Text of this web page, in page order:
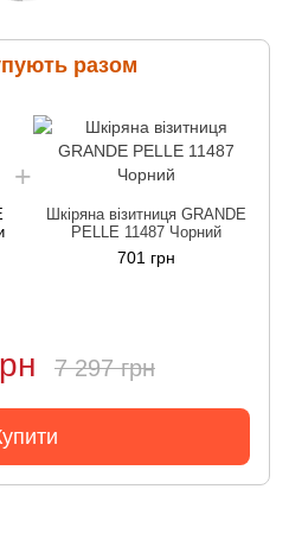
разом
Шкіряна візитниця GRANDE
PELLE 11487 Чорний
701 грн
7 297 грн